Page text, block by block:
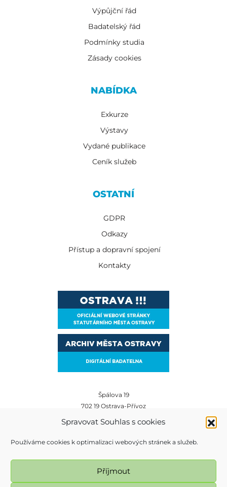
Spravovat Souhlas s cookies
Používáme cookies k optimalizaci webových stránek a služeb.
Příjmout
Výpůjční řád
Badatelský řád
Podmínky studia
Zásady cookies
NABÍDKA
Exkurze
Výstavy
Vydané publikace
Ceník služeb
OSTATNÍ
GDPR
Odkazy
Přístup a dopravní spojení
Kontakty
Špálova 19
702 19 Ostrava-Přívoz